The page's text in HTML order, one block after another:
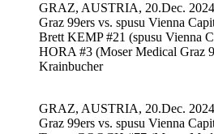
GRAZ, AUSTRIA, 20.Dec.
Graz 99ers vs. spusu Vienna
Brett KEMP #21 (spusu Vienna
HORA #3 (Moser Medical Graz
Krainbucher
GRAZ, AUSTRIA, 20.Dec.
Graz 99ers vs. spusu Vienna